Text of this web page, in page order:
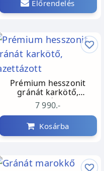
Előrendelés
Prémium hesszonit
gránát karkötő,
fazettázott
7 990.-
Kosárba